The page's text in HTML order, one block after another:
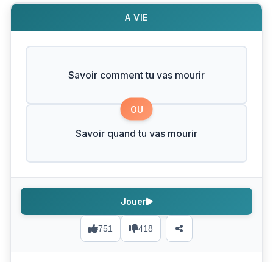
A VIE
Savoir comment tu vas mourir
OU
Savoir quand tu vas mourir
751 418
Jouer